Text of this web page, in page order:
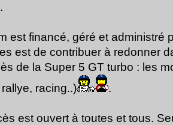
.
est financé, géré et
est de contribuer à redonner
de la Super 5 GT turbo : les
racing..)
.
est ouvert à toutes et tous.